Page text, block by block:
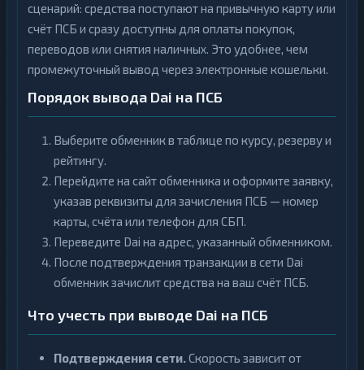
сценарий: средства поступают на привычную карту или
счёт ПСБ и сразу доступны для оплаты покупок,
переводов или снятия наличных. Это удобнее, чем
промежуточный вывод через электронные кошельки.
Порядок вывода Dai на ПСБ
Выберите обменник в таблице по курсу, резерву и
рейтингу.
Перейдите на сайт обменника и оформите заявку,
указав реквизиты для зачисления ПСБ — номер
карты, счёта или телефон для СБП.
Переведите Dai на адрес, указанный обменником.
После подтверждения транзакции в сети Dai
обменник зачислит средства на ваш счёт ПСБ.
Что учесть при выводе Dai на ПСБ
Подтверждения сети.Скорость зависит от